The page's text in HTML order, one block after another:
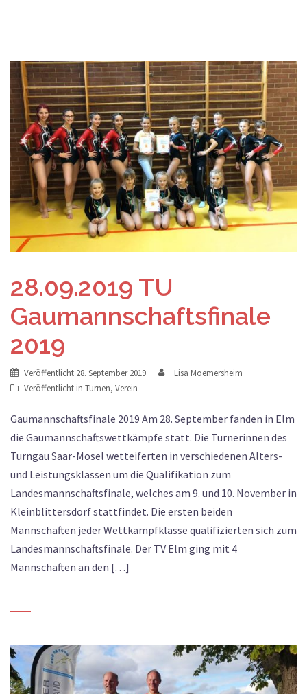
28.09.2019 TU
Gaumannschaftsfinale
2019
Veröffentlicht 28. September 2019
Lisa Moemersheim
Veröffentlicht in Turnen, Verein
Gaumannschaftsfinale 2019 Am 28. September fanden in Elm
die Gaumannschaftswettkämpfe statt. Die Turnerinnen des
Turngau Saar-Mosel wetteiferten in verschiedenen Alters-
und Leistungsklassen um die Qualifikation zum
Landesmannschaftsfinale, welches am 9. und 10. November in
Kleinblittersdorf stattfindet. Die ersten beiden
Mannschaften jeder Wettkampfklasse qualifizierten sich zum
Landesmannschaftsfinale. Der TV Elm ging mit 4
Mannschaften an den […]